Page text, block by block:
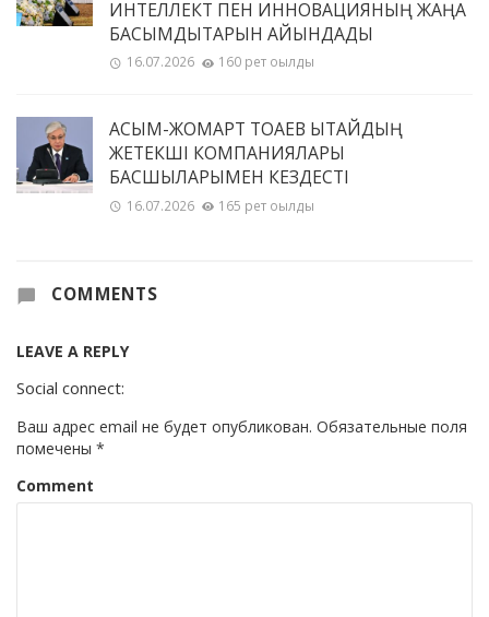
ИНТЕЛЛЕКТ ПЕН ИННОВАЦИЯНЫҢ ЖАҢА
БАСЫМДЫҚТАРЫН АЙҚЫНДАДЫ
16.07.2026 160 рет оқылды
ҚАСЫМ-ЖОМАРТ ТОҚАЕВ ҚЫТАЙДЫҢ
ЖЕТЕКШІ КОМПАНИЯЛАРЫ
БАСШЫЛАРЫМЕН КЕЗДЕСТІ
16.07.2026 165 рет оқылды
COMMENTS
LEAVE A REPLY
Social connect:
Ваш адрес email не будет опубликован. Обязательные поля
помечены *
Comment